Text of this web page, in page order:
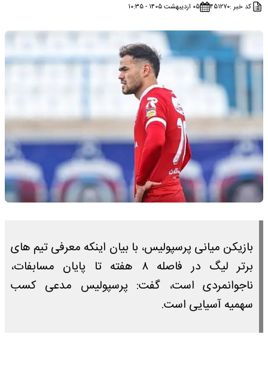
کد خبر :۴۵۱۲۷۰ ۰۵ اردیبهشت ۱۴۰۵ - ۱۰:۳۵
بازیکن میانی پرسپولیس، با بیان اینکه معرفی تیم های
برتر لیگ در فاصله ۸ هفته تا پایان مسابفات،
ناجوانمردی است، گفت: پرسپولیس مدعی کسب
سهمیه آسیایی است.